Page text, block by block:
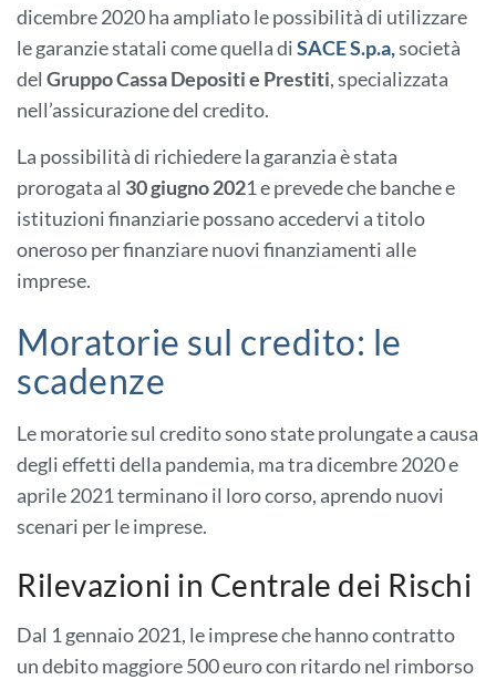
dicembre 2020 ha ampliato le possibilità di utilizzare
le garanzie statali come quella diSACE S.p.a,società
del Gruppo Cassa Depositi e Prestiti, specializzata
nell’assicurazione del credito.
La possibilità di richiedere la garanzia è stata
prorogata al 30 giugno 2021 e prevede che banche e
istituzioni finanziarie possano accedervi a titolo
oneroso per finanziare nuovi finanziamenti alle
imprese.
Moratorie sul credito: le
scadenze
Le moratorie sul credito sono state prolungate a causa
degli effetti della pandemia, ma tra dicembre 2020 e
aprile 2021 terminano il loro corso, aprendo nuovi
scenari per le imprese.
Rilevazioni in Centrale dei Rischi
Dal 1 gennaio 2021, le imprese che hanno contratto
un debito maggiore 500 euro con ritardo nel rimborso